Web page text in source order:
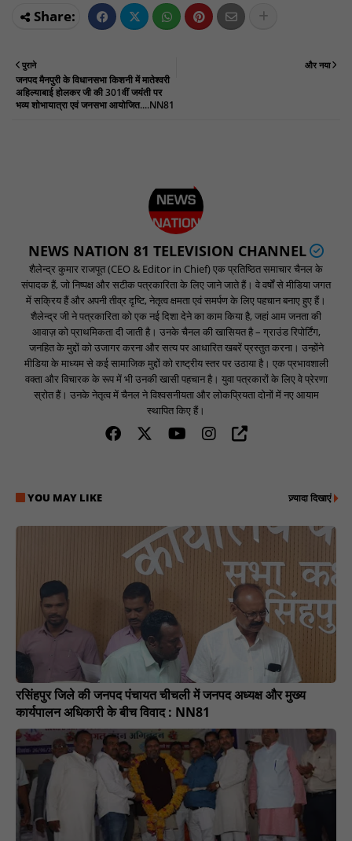
और नया
पुराने
जनपद मैनपुरी के विधानसभा किशनी में मातेश्वरी
अहिल्याबाई होलकर जी की 301वीं जयंती पर
भव्य शोभायात्रा एवं जनसभा आयोजित....NN81
NEWS NATION 81 TELEVISION CHANNEL
शैलेन्द्र कुमार राजपूत (CEO & Editor in Chief) एक प्रतिष्ठित समाचार चैनल के
संपादक हैं, जो निष्पक्ष और सटीक पत्रकारिता के लिए जाने जाते हैं। वे वर्षों से मीडिया जगत
में सक्रिय हैं और अपनी तीव्र दृष्टि, नेतृत्व क्षमता एवं समर्पण के लिए पहचान बनाए हुए हैं।
शैलेन्द्र जी ने पत्रकारिता को एक नई दिशा देने का काम किया है, जहां आम जनता की
आवाज़ को प्राथमिकता दी जाती है। उनके चैनल की खासियत है – ग्राउंड रिपोर्टिंग,
जनहित के मुद्दों को उजागर करना और सत्य पर आधारित खबरें प्रस्तुत करना। उन्होंने
मीडिया के माध्यम से कई सामाजिक मुद्दों को राष्ट्रीय स्तर पर उठाया है। एक प्रभावशाली
वक्ता और विचारक के रूप में भी उनकी खासी पहचान है। युवा पत्रकारों के लिए वे प्रेरणा
स्रोत हैं। उनके नेतृत्व में चैनल ने विश्वसनीयता और लोकप्रियता दोनों में नए आयाम
स्थापित किए हैं।
YOU MAY LIKE ज़्यादा दिखाएं
रसिंहपुर जिले की जनपद पंचायत चीचली में जनपद अध्यक्ष और मुख्य
कार्यपालन अधिकारी के बीच विवाद : NN81